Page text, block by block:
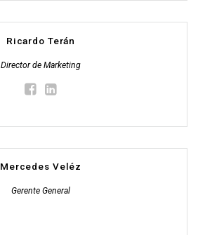
Ricardo Terán
Director de Marketing
Mercedes Veléz
Gerente General